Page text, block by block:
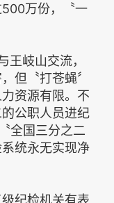
万份，〝一
王岐山交流，
但〝打苍蝇〞
资源有限。不
公职人员进纪
全国三分之二
统永无实现净
纪检机关有表